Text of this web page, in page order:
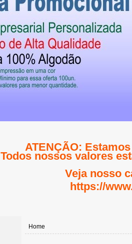
ATENÇÃO:
Todos nossos valores
Veja nosso
https://
Home